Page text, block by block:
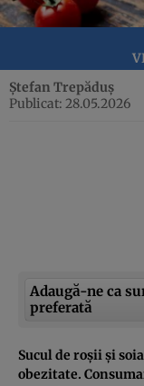
Ștefan Trepăduș
Publicat: 28.05.2026
Adaugă-ne ca
preferată
Sucul de roșii și
obezitate.